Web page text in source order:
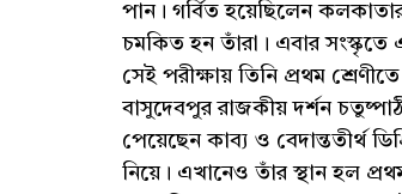
পান। গর্বিত হয়েছিলেন
চমকিত হন তাঁরা। এবার
সেই পরীক্ষায় তিনি প্রথম
বাসুদেবপুর রাজকীয় দর্শন
পেয়েছেন কাব্য ও বেদান্ততীর্থ
নিয়ে। এখানেও তাঁর স্থান হল